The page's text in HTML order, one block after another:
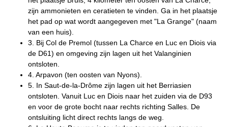
zijn ammonieten en ceratieten te vinden. Ga in het plaatsje
het pad op wat wordt aangegeven met "La Grange" (naam
van een huis).
3. Bij Col de Premol (tussen La Charce en Luc en Diois via
de D61) en omgeving zijn lagen uit het Valanginien
ontsloten.
4. Arpavon (ten oosten van Nyons).
5. In Saut-de-la-Drôme zijn lagen uit het Berriasien
ontsloten. Vanuit Luc en Diois naar het zuiden via de D93
en voor de grote bocht naar rechts richting Salles. De
ontsluiting licht direct rechts langs de weg.